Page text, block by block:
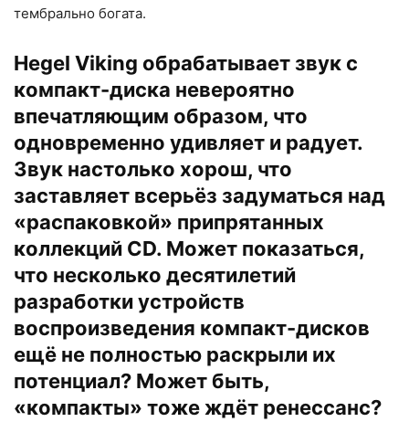
тембрально богата.
Hegel Viking обрабатывает звук с
компакт-диска невероятно
впечатляющим образом, что
одновременно удивляет и радует.
Звук настолько хорош, что
заставляет всерьёз задуматься над
«распаковкой» припрятанных
коллекций CD. Может показаться,
что несколько десятилетий
разработки устройств
воспроизведения компакт-дисков
ещё не полностью раскрыли их
потенциал? Может быть,
«компакты» тоже ждёт ренессанс?